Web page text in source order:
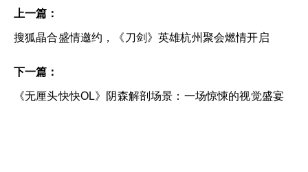
上一篇：
搜狐晶合盛情邀约，《刀剑》英雄杭州聚会燃情开启
下一篇：
《无厘头快快OL》阴森解剖场景：一场惊悚的视觉盛宴